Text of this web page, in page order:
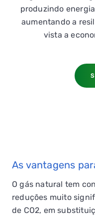
produzindo
aumentando a
vista a
As vantagens
O gás natural tem
reduções muito
de CO2, em